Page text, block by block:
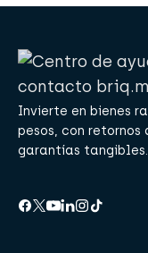
Invierte en bienes
pesos, con
garantías tangibles.